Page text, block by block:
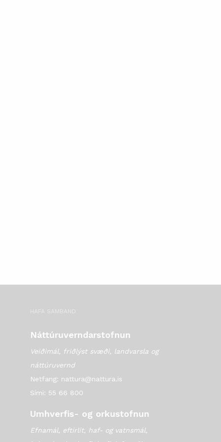
HAFA SAMBAND
Náttúruverndarstofnun
Veiðimál, friðlýst svæði, landvarsla og
náttúruvernd
Netfang: nattura@nattura.is
Sími: 55 66 800
Umhverfis- og orkustofnun
Efnamál, eftirlit, haf- og vatnsmál,